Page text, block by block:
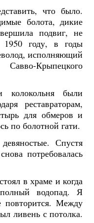
что было.
болота, дикие
подвиг, не
1950 году, в годы
исполняющий
Крыпецкого
были
реставраторам,
для обмеров и
по болотной гати.
Спустя
потребовалась
в храме и когда
водопад. Я
повторится. Между
ливень с потолка.